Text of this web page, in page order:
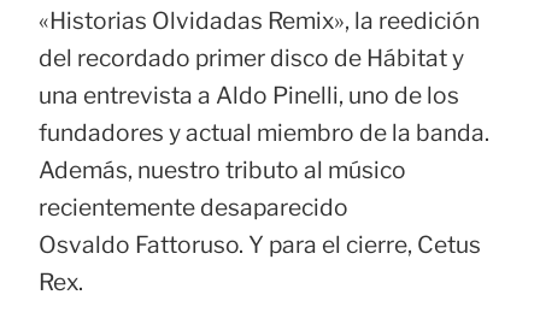
«Historias Olvidadas Remix», la reedición
del recordado primer disco de Hábitat y
una entrevista a Aldo Pinelli, uno de los
fundadores y actual miembro de la banda.
Además, nuestro tributo al músico
recientemente desaparecido
Osvaldo Fattoruso. Y para el cierre, Cetus
Rex.